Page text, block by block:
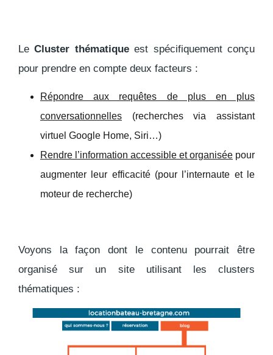
LeCluster thématiqueest spécifiquement conçu
pour prendre en compte deux facteurs :
Répondre aux requêtes de plus en plus
conversationnelles (recherches via assistant
virtuel Google Home, Siri…)
Rendre l’information accessible et organisée pour
augmenter leur efficacité (pour l’internaute et le
moteur de recherche)
Voyons la façon dont le contenu pourrait être
organisé sur un site utilisant les clusters
thématiques :